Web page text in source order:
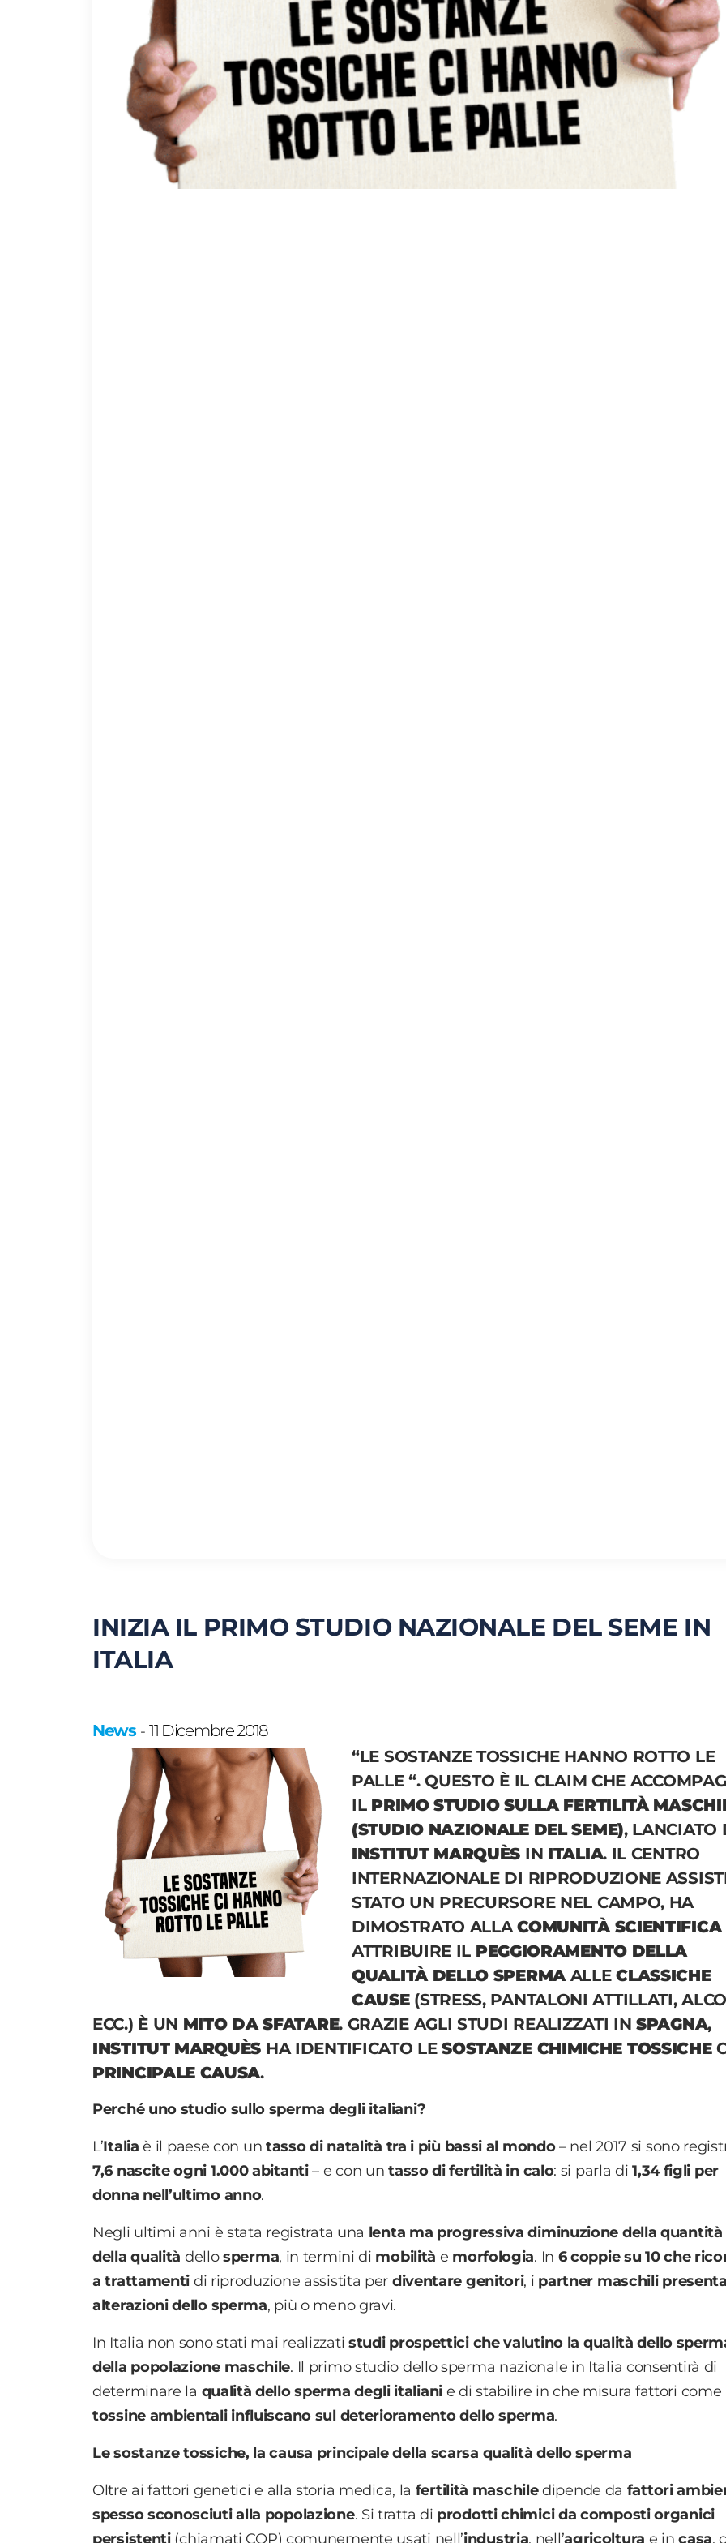
INIZIA IL PRIMO STUDIO NAZIONALE DEL SEME IN
ITALIA
News - 11 Dicembre 2018
“LE SOSTANZE TOSSICHE HANNO ROTTO LE
PALLE “.QUESTO È IL CLAIM CHE
IL PRIMO STUDIO SULLA FERTILITÀ
(STUDIO NAZIONALE DEL SEME), LANCIATO
INSTITUT MARQUÈS IN ITALIA. IL CENTRO
INTERNAZIONALE DI RIPRODUZIONE
STATO UN PRECURSORE NEL CAMPO, HA
DIMOSTRATO ALLACOMUNITÀ SCIENTIFICA
ATTRIBUIRE IL PEGGIORAMENTO DELLA
QUALITÀ DELLO SPERMA ALLECLASSICHE
CAUSE(STRESS, PANTALONI ATTILLATI,
ECC.) È UN MITO DA SFATARE. GRAZIE AGLI STUDI REALIZZATI INSPAGNA,
INSTITUT MARQUÈS HA IDENTIFICATO LESOSTANZE CHIMICHE TOSSICHE
PRINCIPALE CAUSA.
Perché uno studio sullo sperma degli italiani?
L’Italia è il paese con un tasso di natalità tra i più bassi al mondo– nel 2017 si sono
7,6 nascite ogni 1.000 abitanti– e con untasso di fertilità in calo: si parla di1,34 figli per
donna nell’ultimo anno.
Negli ultimi anni è stata registrata una lenta ma progressiva diminuzione della quantità
della qualità dellosperma, in termini di mobilità e morfologia. In 6 coppie su 10 che
a trattamenti di riproduzione assistita per diventare genitori, i partner maschili
alterazioni dello sperma, più o meno gravi.
In Italia non sono stati mai realizzati studi prospettici che valutino la qualità dello
della popolazione maschile. Il primo studio dello sperma nazionale in Italia consentirà di
determinare la qualità dello sperma degli italiani e di stabilire in che misura fattori come
tossine ambientali influiscano sul deterioramento dello sperma.
Le sostanze tossiche, la causa principale della scarsa qualità dello sperma
Oltre ai fattori genetici e alla storia medica, la fertilità maschiledipende da fattori
spesso sconosciuti alla popolazione. Si tratta di prodotti chimici da composti organici
persistenti (chiamati COP) comunemente usati nell’industria, nell’agricoltura e incasa,